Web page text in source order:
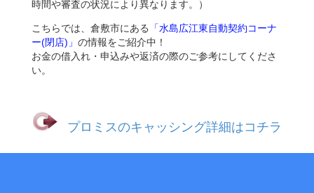
時間や審査の状況により異なります。）
こちらでは、倉敷市にある
「水島広江東自動契約コーナ
ー(閉店)」 の情報をご紹介中！
お金の借入れ・申込みや返済の際のご参考にしてくださ
い。
プロミスのキャッシング詳細はコチラ